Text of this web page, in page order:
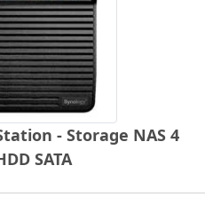
- Storage NAS 4
SATA